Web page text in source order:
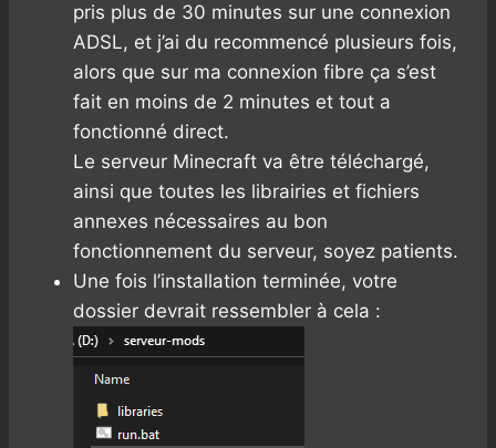
pris plus de 30 minutes sur une connexion
ADSL, et j’ai du recommencé plusieurs fois,
alors que sur ma connexion fibre ça s’est
fait en moins de 2 minutes et tout a
fonctionné direct.
Le serveur Minecraft va être téléchargé,
ainsi que toutes les librairies et fichiers
annexes nécessaires au bon
fonctionnement du serveur, soyez patients.
Une fois l’installation terminée, votre
dossier devrait ressembler à cela :